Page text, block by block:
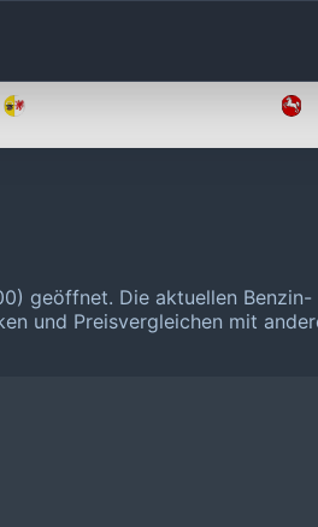
geöffnet. Die aktuellen
und Preisvergleichen mit